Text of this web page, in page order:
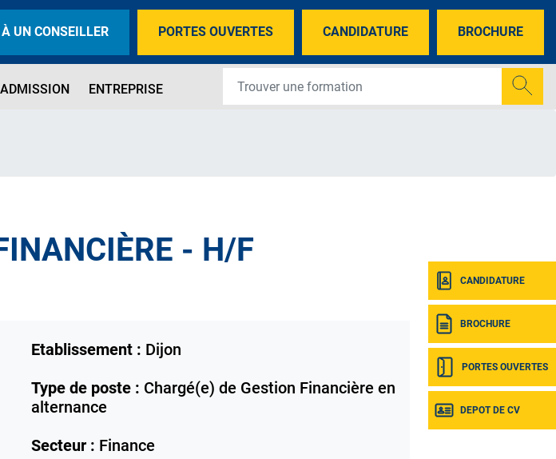
UN CONSEILLER PORTES OUVERTES CANDIDATURE BROCHURE
ADMISSION ENTREPRISE
CANDIDATURE
BROCHURE
PORTES OUVERTES
DEPOT DE CV
- H/F
Etablissement : Dijon
Type de poste : Chargé(e) de Gestion Financière en
alternance
Secteur : Finance